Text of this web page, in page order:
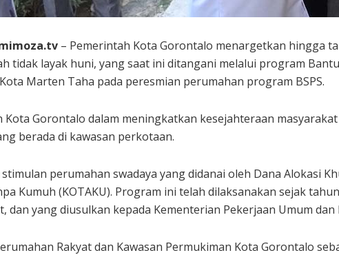
– Pemerintah Kota Gorontalo menargetkan hingga
tidak layak huni, yang saat ini ditangani melalui program
Marten Taha pada peresmian perumahan program BSPS.
Kota Gorontalo dalam meningkatkan kesejahteraan
berada di kawasan perkotaan.
perumahan swadaya yang didanai oleh Dana Alokasi
Kumuh (KOTAKU). Program ini telah dilaksanakan sejak
dan yang diusulkan kepada Kementerian Pekerjaan Umum
Rakyat dan Kawasan Permukiman Kota Gorontalo